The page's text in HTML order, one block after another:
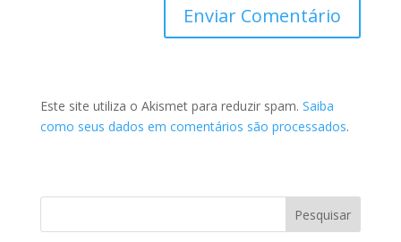
Este site utiliza o Akismet para reduzir spam. Saiba
como seus dados em comentários são processados.